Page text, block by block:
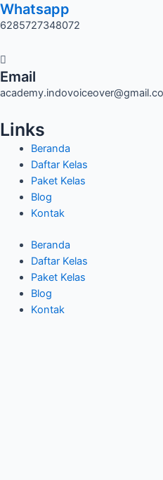
Whatsapp
6285727348072
Email
Links
Beranda
Daftar Kelas
Paket Kelas
Blog
Kontak
Beranda
Daftar Kelas
Paket Kelas
Blog
Kontak